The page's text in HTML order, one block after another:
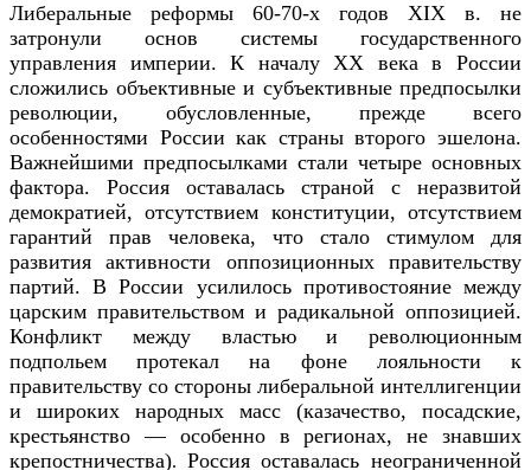
Либеральные реформы 60-70-х годов XIX в. не
затронули основ системы государственного
управления империи. К началу XX века в России
сложились объективные и субъективные предпосылки
революции, обусловленные, прежде всего
особенностями России как страны второго эшелона.
Важнейшими предпосылками стали четыре основных
фактора. Россия оставалась страной с неразвитой
демократией, отсутствием конституции, отсутствием
гарантий прав человека, что стало стимулом для
развития активности оппозиционных правительству
партий.В России усилилось противостояние между
царским правительством и радикальной оппозицией.
Конфликт между властью и революционным
подпольем протекал на фоне лояльности к
правительству со стороны либеральной интеллигенции
и широких народных масс (казачество, посадские,
крестьянство — особенно в регионах, не знавших
крепостничества). Россия оставалась неограниченной